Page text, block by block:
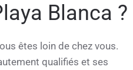
Blanca ?
êtes loin de chez vous.
qualifiés et ses